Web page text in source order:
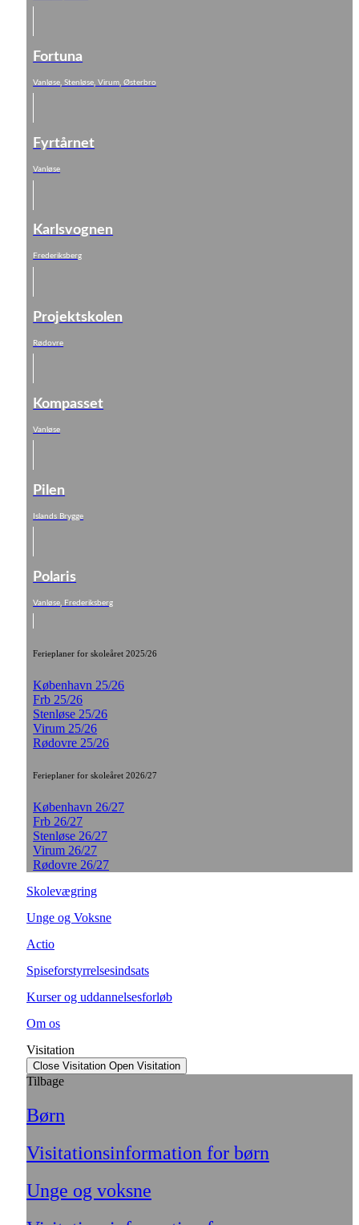
Fortuna
Vanløse, Stenløse, Virum, Østerbro
Fyrtårnet
Vanløse
Karlsvognen
Frederiksberg
Projektskolen
Rødovre
Kompasset
Vanløse
Pilen
Islands Brygge
Polaris
Vanløse, Frederiksberg
Ferieplaner for skoleåret 2025/26
København 25/26
Frb 25/26
Stenløse 25/26
Virum 25/26
Rødovre 25/26
Ferieplaner for skoleåret 2026/27
København 26/27
Frb 26/27
Stenløse 26/27
Virum 26/27
Rødovre 26/27
Skolevægring
Unge og Voksne
Actio
Spiseforstyrrelsesindsats
Kurser og uddannelsesforløb
Om os
Visitation
Close Visitation Open Visitation
Tilbage
Børn
Visitationsinformation for børn
Unge og voksne